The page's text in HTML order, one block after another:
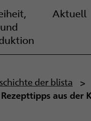
Aktuell
der blista
Rezepttipps aus der